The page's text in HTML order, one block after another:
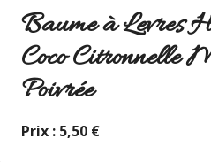
Baume à Levres
Coco Citronnelle
Poivrée
Prix : 5,50 €